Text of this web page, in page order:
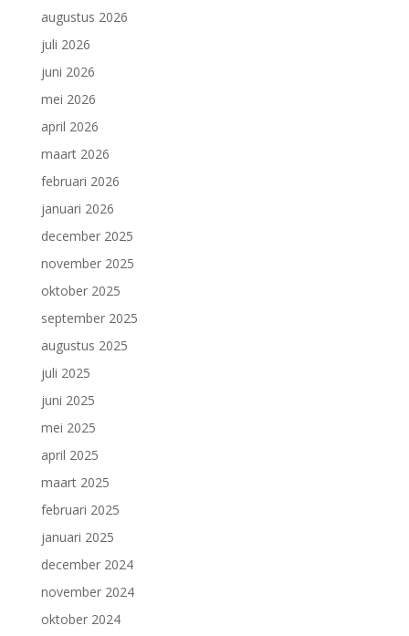
augustus 2026
juli 2026
juni 2026
mei 2026
april 2026
maart 2026
februari 2026
januari 2026
december 2025
november 2025
oktober 2025
september 2025
augustus 2025
juli 2025
juni 2025
mei 2025
april 2025
maart 2025
februari 2025
januari 2025
december 2024
november 2024
oktober 2024